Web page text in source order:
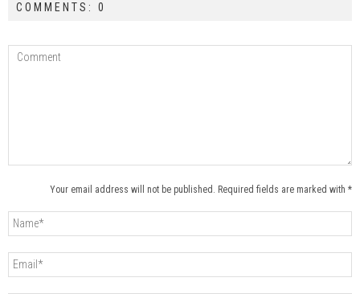
COMMENTS: 0
Your email address will not be published. Required fields are marked with *